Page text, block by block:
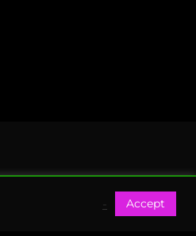
Accept